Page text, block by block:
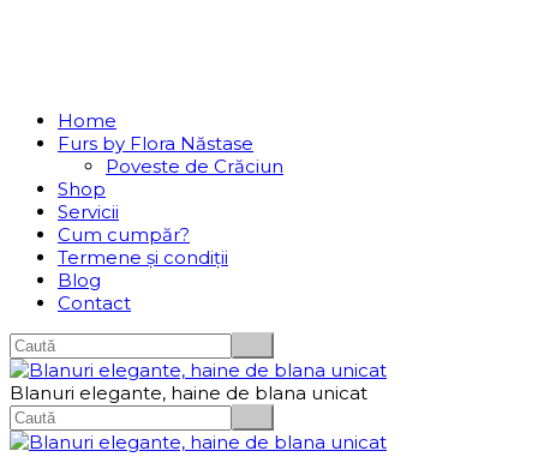
Home
Furs by Flora Năstase
Poveste de Crăciun
Shop
Servicii
Cum cumpăr?
Termene și condiții
Blog
Contact
Blanuri elegante, haine de blana unicat